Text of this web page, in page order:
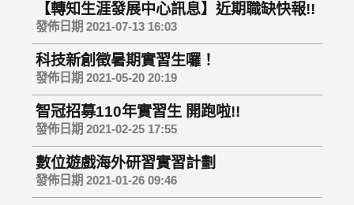
【轉知生涯發展中心訊息】近期職缺快報!!
發佈日期 2021-07-13 16:03
科技新創徵暑期實習生囉！
發佈日期 2021-05-20 20:19
智冠招募110年實習生 開跑啦!!
發佈日期 2021-02-25 17:55
數位遊戲海外研習實習計劃
發佈日期 2021-01-26 09:46